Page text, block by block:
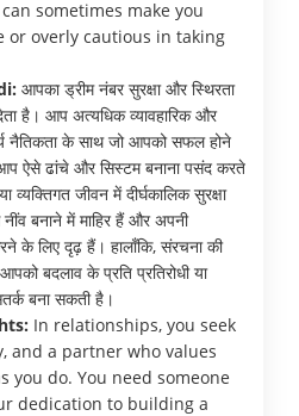
sometimes make you
or overly cautious in taking
आपका ड्रीम नंबर सुरक्षा और स्थिरता
है। आप अत्यधिक व्यावहारिक और
नैतिकता के साथ जो आपको सफल होने
ऐसे ढांचे और सिस्टम बनाना पसंद करते
व्यक्तिगत जीवन में दीर्घकालिक सुरक्षा
बनाने में माहिर हैं और अपनी
के लिए दृढ़ हैं। हालाँकि, संरचना की
बदलाव के प्रति प्रतिरोधी या
बना सकती है।
In relationships, you seek
and a partner who values
you do. You need someone
dedication to building a